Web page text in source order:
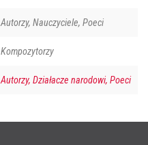
Autorzy, Nauczyciele, Poeci
Kompozytorzy
Autorzy, Działacze narodowi, Poeci